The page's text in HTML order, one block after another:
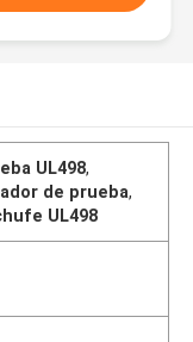
UL498,
de prueba,
UL498